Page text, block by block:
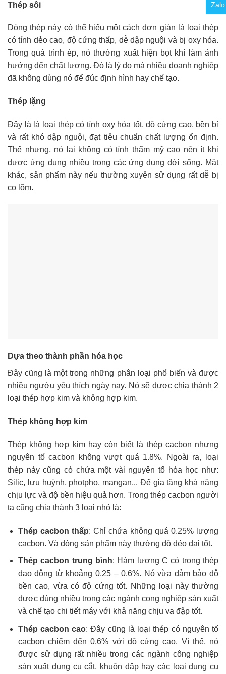
Thép sôi
Dòng thép này có thể hiểu một cách đơn giản là loại thép
có tính dẻo cao, độ cứng thấp, dễ dập nguội và bị oxy hóa.
Trong quá trình ép, nó thường xuất hiện bọt khí làm ảnh
hưởng đến chất lượng. Đó là lý do mà nhiều doanh nghiệp
đã không dùng nó để đúc định hình hay chế tạo.
Thép lặng
Đây là là loại thép có tính oxy hóa tốt, độ cứng cao, bền bỉ
và rất khó dập nguội, đạt tiêu chuẩn chất lượng ổn định.
Thế nhưng, nó lại không có tính thẩm mỹ cao nên ít khi
được ứng dụng nhiều trong các ứng dụng đời sống. Mặt
khác, sản phẩm này nếu thường xuyên sử dụng rất dễ bị
co lõm.
Dựa theo thành phần hóa học
Đây cũng là một trong những phân loại phổ biến và được
nhiều ngườu yêu thích ngày nay. Nó sẽ được chia thành 2
loại thép hợp kim và không hợp kim.
Thép không hợp kim
Thép không hợp kim hay còn biết là thép cacbon nhưng
nguyên tố cacbon không vượt quá 1.8%. Ngoài ra, loại
thép này cũng có chứa một vài nguyên tố hóa học như:
Silic, lưu huỳnh, photpho, mangan,.. Để gia tăng khả năng
chịu lực và độ bền hiệu quả hơn. Trong thép cacbon người
ta cũng chia thành 3 loại nhỏ là:
Thép cacbon thấp: Chỉ chứa không quá 0.25% lượng
cacbon. Và dòng sản phẩm này thường độ dẻo dai tốt.
Thép cacbon trung bình: Hàm lượng C có trong thép
dao động từ khoảng 0.25 – 0.6%. Nó vừa đảm bảo độ
bền cao, vừa có độ cứng tốt. Những loại này thường
được dùng nhiều trong các ngành cong nghiệp sản xuất
và chế tạo chi tiết máy với khả năng chịu va đập tốt.
Thép cacbon cao: Đây cũng là loại thép có nguyên tố
cacbon chiếm đến 0.6% với độ cứng cao. Vì thế, nó
được sử dụng rất nhiều trong các ngành công nghiệp
sản xuất dụng cụ cắt, khuôn dập hay các loại dụng cụ
Zalo